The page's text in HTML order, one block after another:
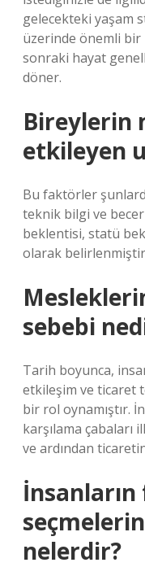
gelecekteki yaşam
üzerinde önemli
sonraki hayat
döner.
Bireylerin
etkileyen
Bu faktörler
teknik bilgi ve
beklentisi, statü
olarak
sebebi
Tarih boyunca,
etkileşim ve ticaret
bir rol oynamıştır.
karşılama çabaları
ve ardından
nelerdir?